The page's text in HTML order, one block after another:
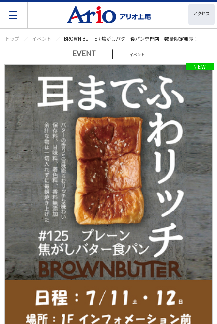
アクセス
トップ イベント BROWN BUTTER 焦がしバター食パン専門店 数量限定発売！
EVENT | イベント